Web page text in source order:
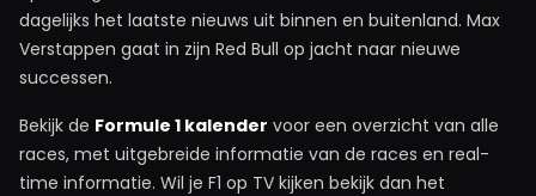
een beetje lastig tijdens de race. De FIA stelt slechts
de regels op. Racecontrol met de wedstrijdleider als
hoogstgeplaatste speelt dingen door aan de
stewards die wel een onkostenvergoeding van de FIA
krijgen maar daar niet in dienst zijn, dat college (4
man/vrouw) deelt de straffen uit.
dagelijks het laatste nieuws uit binnen en buitenland. Max
Verstappen gaat in zijn Red Bull op jacht naar nieuwe
successen.
Bekijk de Formule 1 kalender voor een overzicht van alle
races, met uitgebreide informatie van de races en real-
time informatie. Wil je F1 op TV kijken bekijk dan het